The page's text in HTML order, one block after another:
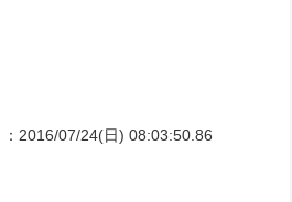
：2016/07/24(日) 08:03:50.86